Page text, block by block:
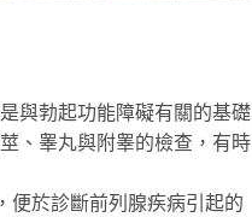
與勃起功能障礙有關的基礎
、睾丸與附睾的檢查，有時
於診斷前列腺疾病引起的